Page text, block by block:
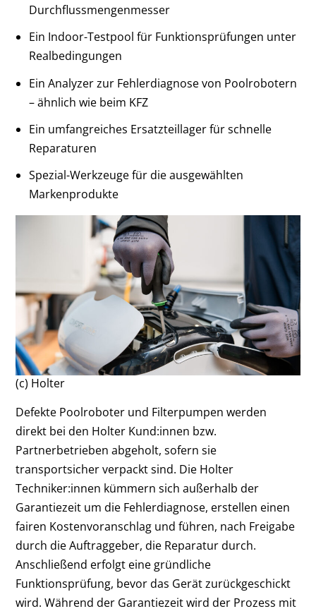
Durchflussmengenmesser
Ein Indoor-Testpool für Funktionsprüfungen unter
Realbedingungen
Ein Analyzer zur Fehlerdiagnose von Poolrobotern
– ähnlich wie beim KFZ
Ein umfangreiches Ersatzteillager für schnelle
Reparaturen
Spezial-Werkzeuge für die ausgewählten
Markenprodukte
(c) Holter
Defekte Poolroboter und Filterpumpen werden
direkt bei den Holter Kund:innen bzw.
Partnerbetrieben abgeholt, sofern sie
transportsicher verpackt sind. Die Holter
Techniker:innen kümmern sich außerhalb der
Garantiezeit um die Fehlerdiagnose, erstellen einen
fairen Kostenvoranschlag und führen, nach Freigabe
durch die Auftraggeber, die Reparatur durch.
Anschließend erfolgt eine gründliche
Funktionsprüfung, bevor das Gerät zurückgeschickt
wird. Während der Garantiezeit wird der Prozess mit